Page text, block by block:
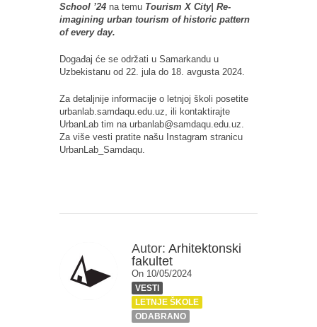
School ’24 na temu Tourism X City| Re-
imagining urban tourism of historic pattern
of every day.
Događaj će se održati u Samarkandu u
Uzbekistanu od 22. jula do 18. avgusta 2024.
Za detaljnije informacije o letnjoj školi posetite
urbanlab.samdaqu.edu.uz, ili kontaktirajte
UrbanLab tim na urbanlab@samdaqu.edu.uz.
Za više vesti pratite našu Instagram stranicu
UrbanLab_Samdaqu.
Autor: Arhitektonski
fakultet
On 10/05/2024
VESTI
LETNJE ŠKOLE
ODABRANO